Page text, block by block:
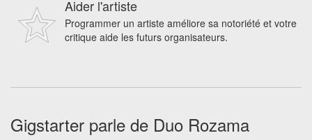
Aider l'artiste
Programmer un artiste améliore sa notoriété et votre
critique aide les futurs organisateurs.
Gigstarter parle de Duo Rozama